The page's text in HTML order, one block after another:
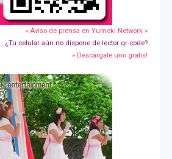
» Aviso de prensa en Yumeki Network »
¿Tu celular aún no dispone de lector qr-code?
» Descárgate uno gratis!